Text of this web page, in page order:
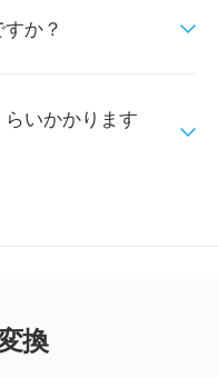
か？
いかかります
換